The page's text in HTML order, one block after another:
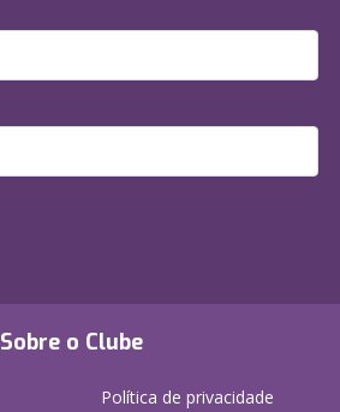
Sobre o Clube
Política de privacidade